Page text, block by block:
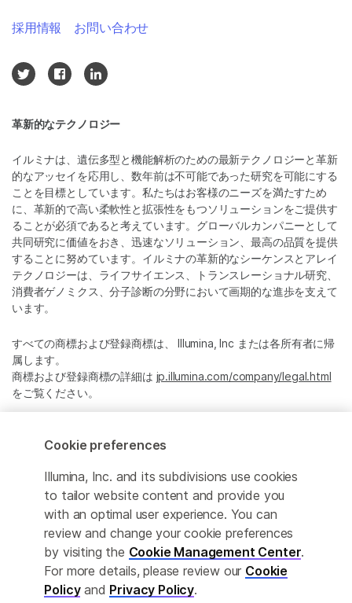
このページは機械翻訳を利用しております。なるべく正確な翻訳を
提供するために合理的な努力をしていますが、完全に正確な翻訳と
革新的なテクノロジー
イルミナは、遺伝多型と機能解析のための最新テクノロジーと革新
的なアッセイを応用し、数年前は不可能であった研究を可能にする
ことを目標としています。私たちはお客様のニーズを満たすため
に、革新的で高い柔軟性と拡張性をもつソリューションをご提供す
ることが必須であると考えています。グローバルカンパニーとして
共同研究に価値をおき、迅速なソリューション、最高の品質を提供
することに努めています。イルミナの革新的なシーケンスとアレイ
テクノロジーは、ライフサイエンス、トランスレーショナル研究、
消費者ゲノミクス、分子診断の分野において画期的な進歩を支えて
います。
すべての商標および登録商標は、 Illumina, Inc または各所有者に帰
属します。
商標および登録商標の詳細は jp.illumina.com/company/legal.html
をご覧ください。
Cookie Management Center
プライバシーポリシ
採用情報 お問い合わせ
© 2026 Illumina, Inc. All rights reserved.
Cookie preferences
Illumina, Inc. and its subdivisions use cookies
to tailor website content and provide you
with an optimal user experience. You can
review and change your cookie preferences
by visiting the Cookie Management Center.
For more details, please review our Cookie
Policyand Privacy Policy.